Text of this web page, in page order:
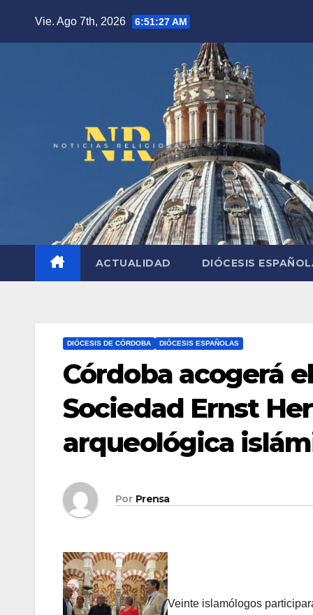
Vie. Ago 7th, 2026 6:51:28 AM
ACTUALIDAD DIÓCESIS
DIÓCESIS DE CÓRDOBA DIÓCESIS ESPAÑOLAS
Córdoba acogerá
Sociedad Ernst
arqueológica
Por Prensa
Veinte islamólogos